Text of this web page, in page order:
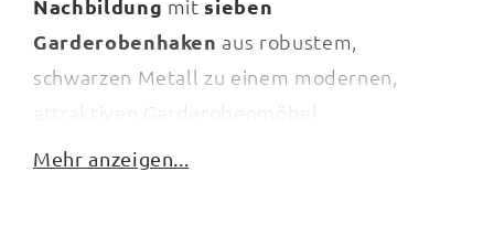
Nachbildung mit sieben
Garderobenhaken aus robustem,
schwarzen Metall zu einem modernen,
attraktiven Garderobenmöbel.
Mehr anzeigen...